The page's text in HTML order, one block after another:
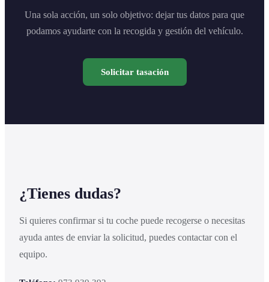
Una sola acción, un solo objetivo: dejar tus datos para que
podamos ayudarte con la recogida y gestión del vehículo.
Solicitar tasación
¿Tienes dudas?
Si quieres confirmar si tu coche puede recogerse o necesitas
ayuda antes de enviar la solicitud, puedes contactar con el
equipo.